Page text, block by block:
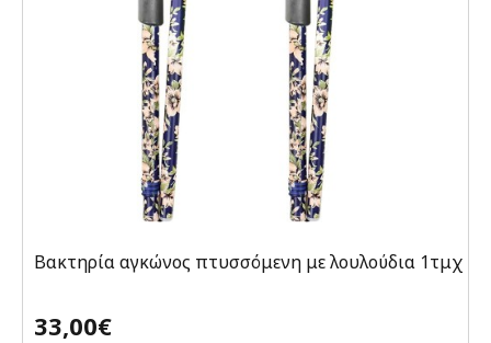
Βακτηρία αγκώνος πτυσσόμενη με λουλούδια 1τμχ
33,00€